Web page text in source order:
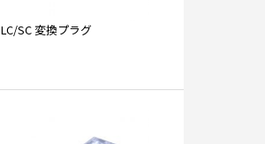
LC/SC 変換プラグ